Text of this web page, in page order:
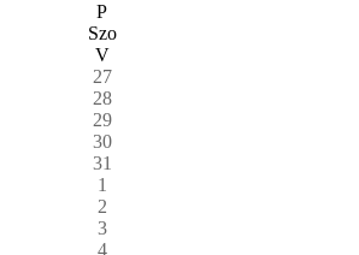
P
Szo
V
27
28
29
30
31
1
2
3
4